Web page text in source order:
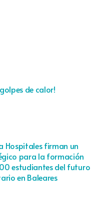
de calor!
Hospitales firman un
para la formación
estudiantes del futuro
en Baleares